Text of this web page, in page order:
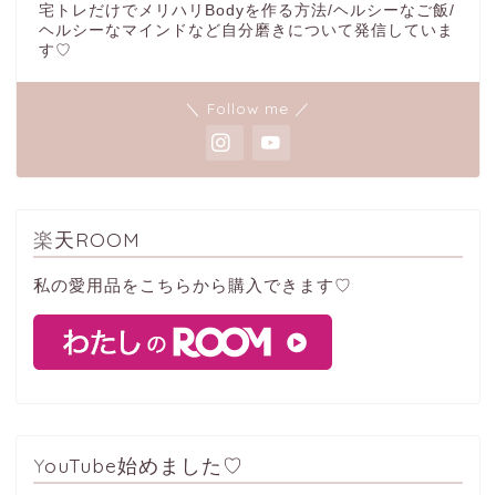
宅トレだけでメリハリBodyを作る方法/ヘルシーなご飯/
ヘルシーなマインドなど自分磨きについて発信していま
す♡
＼ Follow me ／
楽天ROOM
私の愛用品をこちらから購入できます♡
YouTube始めました♡